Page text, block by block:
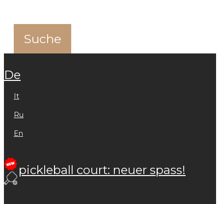
de
it
ru
en
pickleball court: neuer spass!